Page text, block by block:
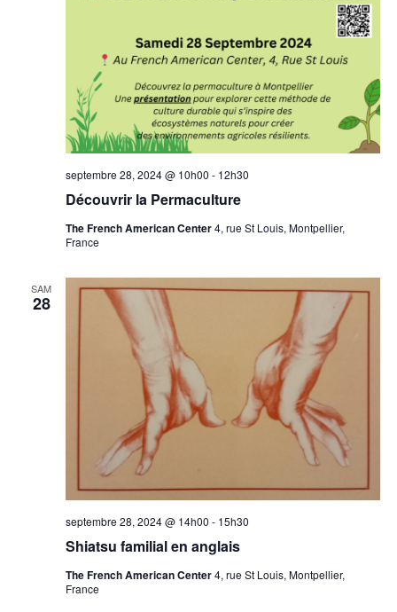
Découvrir la Permaculture
septembre 28, 2024 @ 10h00 - 12h30
The French American Center4, rue St Louis, Montpellier,
France
SAM
28
Shiatsu familial en anglais
septembre 28, 2024 @ 14h00 - 15h30
The French American Center4, rue St Louis, Montpellier,
France